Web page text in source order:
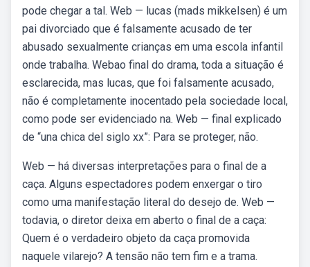
pode chegar a tal. Web — lucas (mads mikkelsen) é um
pai divorciado que é falsamente acusado de ter
abusado sexualmente crianças em uma escola infantil
onde trabalha. Webao final do drama, toda a situação é
esclarecida, mas lucas, que foi falsamente acusado,
não é completamente inocentado pela sociedade local,
como pode ser evidenciado na. Web — final explicado
de “una chica del siglo xx”: Para se proteger, não.
Web — há diversas interpretações para o final de a
caça. Alguns espectadores podem enxergar o tiro
como uma manifestação literal do desejo de. Web —
todavia, o diretor deixa em aberto o final de a caça:
Quem é o verdadeiro objeto da caça promovida
naquele vilarejo? A tensão não tem fim e a trama.